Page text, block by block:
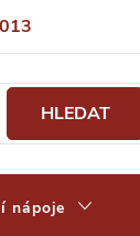
Často kladené otázky
HLEDAT
nápoje